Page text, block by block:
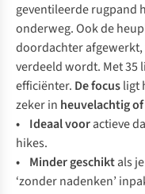
geventileerde rugpand
onderweg. Ook de
doordachter
verdeeld wordt. Met 35
efficiënter. De focusligt
zeker in heuvelachtig
• Ideaal vooractieve
hikes.
• Minder geschiktals
‘zonder nadenken’